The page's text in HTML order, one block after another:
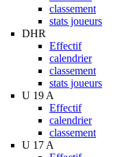
classement
stats joueurs
DHR
Effectif
calendrier
classement
stats joueurs
U 19 A
Effectif
calendrier
classement
U 17 A